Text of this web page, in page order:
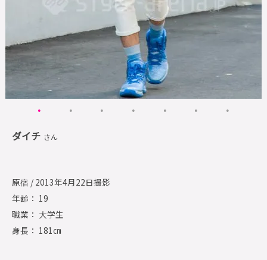
ダイチ さん
原宿 / 2013年4月22日撮影
年齢： 19
職業： 大学生
身長： 181㎝